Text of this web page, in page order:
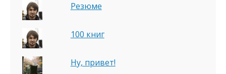
Резюме
100 книг
Ну, привет!